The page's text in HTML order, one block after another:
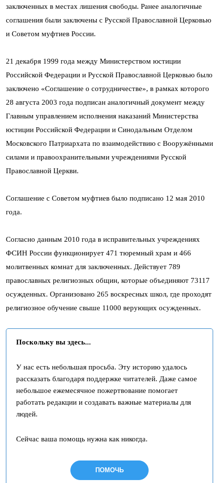
заключенных в местах лишения свободы. Ранее аналогичные
соглашения были заключены с Русской Православной Церковью
и Советом муфтиев России.
21 декабря 1999 года между Министерством юстиции
Российской Федерации и Русской Православной Церковью было
заключено «Соглашение о сотрудничестве», в рамках которого
28 августа 2003 года подписан аналогичный документ между
Главным управлением исполнения наказаний Министерства
юстиции Российской Федерации и Синодальным Отделом
Московского Патриархата по взаимодействию с Вооружёнными
силами и правоохранительными учреждениями Русской
Православной Церкви.
Соглашение с Советом муфтиев было подписано 12 мая 2010
года.
Согласно данным 2010 года в исправительных учреждениях
ФСИН России функционирует 471 тюремный храм и 466
молитвенных комнат для заключенных. Действует 789
православных религиозных общин, которые объединяют 73117
осужденных. Организовано 265 воскресных школ, где проходят
религиозное обучение свыше 11000 верующих осужденных.
Поскольку вы здесь...
У нас есть небольшая просьба. Эту историю удалось
рассказать благодаря поддержке читателей. Даже самое
небольшое ежемесячное пожертвование помогает
работать редакции и создавать важные материалы для
людей.
Сейчас ваша помощь нужна как никогда.
ПОМОЧЬ